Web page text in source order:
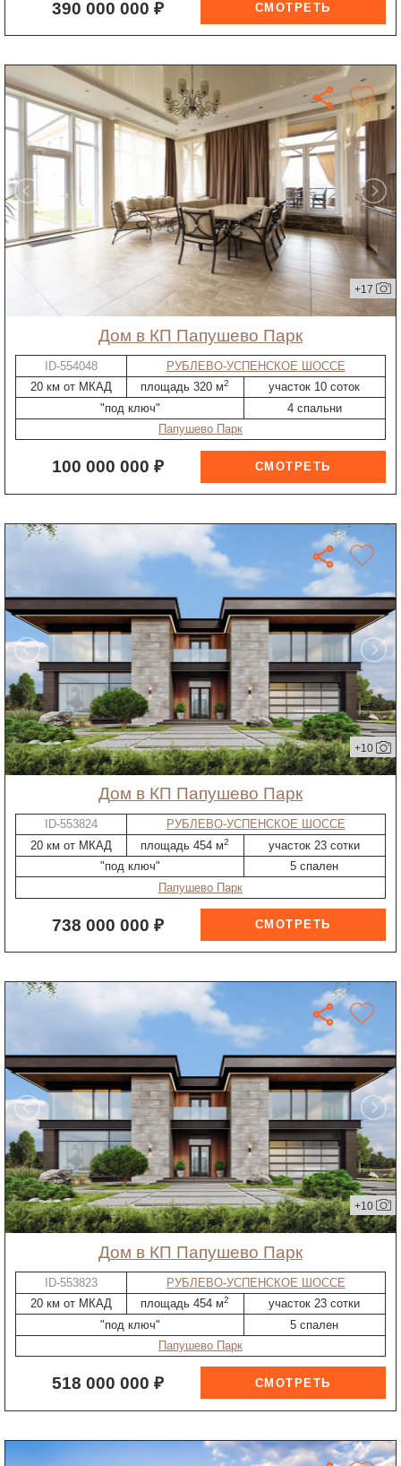
390 000 000 ₽
+17
дом в КП Папушево Парк
ID-554048
РУБЛЕВО-УСПЕНСКОЕ ШОССЕ
20 км от МКАД
площадь 320 м2
участок 10 соток
"под ключ"
4 спальни
Папушево Парк
100 000 000 ₽
+10
дом в КП Папушево Парк
ID-553824
РУБЛЕВО-УСПЕНСКОЕ ШОССЕ
20 км от МКАД
площадь 454 м2
участок 23 сотки
"под ключ"
5 спален
Папушево Парк
738 000 000 ₽
+10
дом в КП Папушево Парк
ID-553823
РУБЛЕВО-УСПЕНСКОЕ ШОССЕ
20 км от МКАД
площадь 454 м2
участок 23 сотки
"под ключ"
5 спален
Папушево Парк
518 000 000 ₽